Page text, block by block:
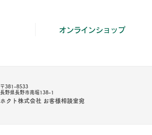
オンラインショップ
〒381-8533
長野県長野市南堀138-1
ホクト株式会社 お客様相談室宛